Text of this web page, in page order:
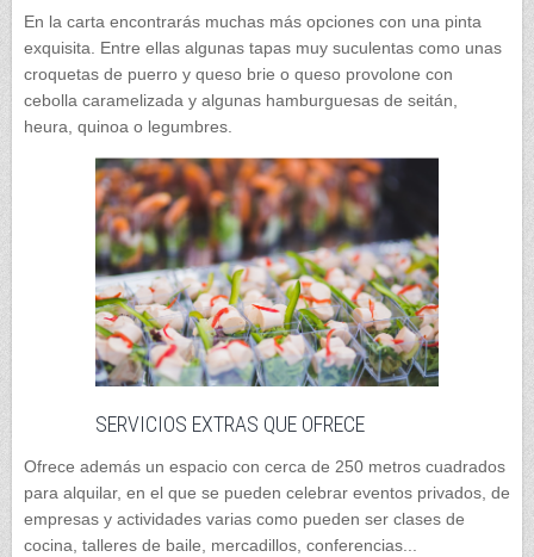
En la carta encontrarás muchas más opciones con una pinta
exquisita. Entre ellas algunas tapas muy suculentas como unas
croquetas de puerro y queso brie o queso provolone con
cebolla caramelizada y algunas hamburguesas de seitán,
heura, quinoa o legumbres.
SERVICIOS EXTRAS QUE OFRECE
Ofrece además un espacio con cerca de 250 metros cuadrados
para alquilar, en el que se pueden celebrar eventos privados, de
empresas y actividades varias como pueden ser clases de
cocina, talleres de baile, mercadillos, conferencias...